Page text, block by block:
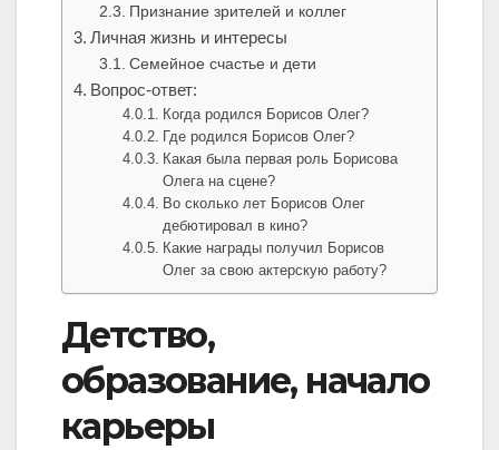
Признание зрителей и коллег
Личная жизнь и интересы
Семейное счастье и дети
Вопрос-ответ:
Когда родился Борисов Олег?
Где родился Борисов Олег?
Какая была первая роль Борисова
Олега на сцене?
Во сколько лет Борисов Олег
дебютировал в кино?
Какие награды получил Борисов
Олег за свою актерскую работу?
Детство,
образование, начало
карьеры